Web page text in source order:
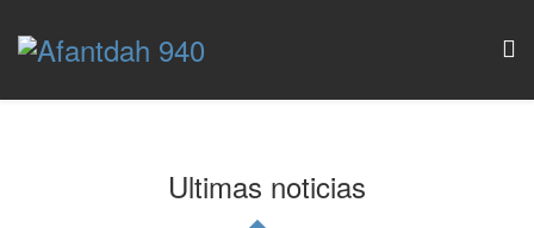
Ultimas noticias